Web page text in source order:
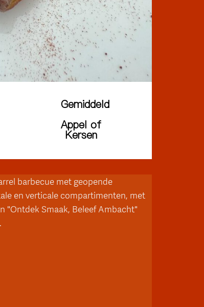
Gemiddeld
Appel of
Kersen